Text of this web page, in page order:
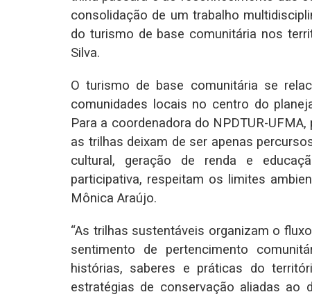
consolidação de um trabalho
do turismo de base comunitária nos
Silva.
O turismo de base comunitária se
comunidades locais no centro do
Para a coordenadora do NPDTUR-
as trilhas deixam de ser apenas
cultural, geração de renda e
participativa, respeitam os limites
Mônica Araújo.
“As trilhas sustentáveis organizam o
sentimento de pertencimento
histórias, saberes e práticas do
estratégias de conservação aliadas ao